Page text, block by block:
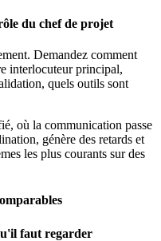
du chef de projet
Demandez comment
interlocuteur principal,
quels outils sont
où la communication passe
génère des retards et
les plus courants sur des
faut regarder